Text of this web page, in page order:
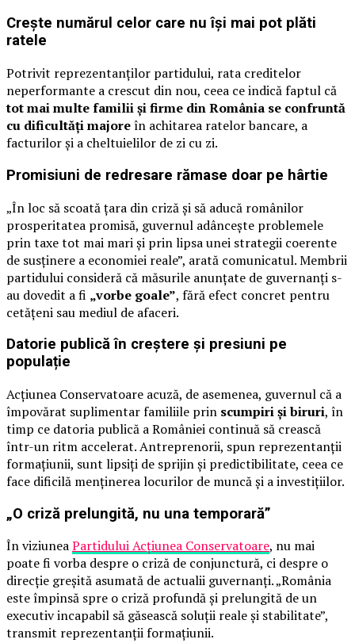
Crește numărul celor care nu își mai pot plăti
ratele
Potrivit reprezentanților partidului, rata creditelor
neperformante a crescut din nou, ceea ce indică faptul că
tot mai multe familii și firme din România se confruntă
cu dificultăți majoreîn achitarea ratelor bancare, a
facturilor și a cheltuielilor de zi cu zi.
Promisiuni de redresare rămase doar pe hârtie
„În loc să scoată țara din criză și să aducă românilor
prosperitatea promisă, guvernul adâncește problemele
prin taxe tot mai mari și prin lipsa unei strategii coerente
de susținere a economiei reale”, arată comunicatul. Membrii
partidului consideră că măsurile anunțate de guvernanți s-
au dovedit a fi „vorbe goale”, fără efect concret pentru
cetățeni sau mediul de afaceri.
Datorie publică în creștere și presiuni pe
populație
Acțiunea Conservatoare acuză, de asemenea, guvernul că a
împovărat suplimentar familiile prin scumpiri și biruri, în
timp ce datoria publică a României continuă să crească
într-un ritm accelerat. Antreprenorii, spun reprezentanții
formațiunii, sunt lipsiți de sprijin și predictibilitate, ceea ce
face dificilă menținerea locurilor de muncă și a investițiilor.
„O criză prelungită, nu una temporară”
În viziuneaPartidului Acțiunea Conservatoare, nu mai
poate fi vorba despre o criză de conjunctură, ci despre o
direcție greșită asumată de actualii guvernanți. „România
este împinsă spre o criză profundă și prelungită de un
executiv incapabil să găsească soluții reale și stabilitate”,
transmit reprezentanții formațiunii.